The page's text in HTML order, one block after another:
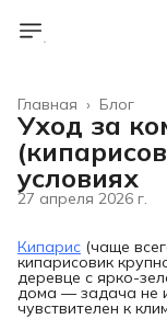
Блог
Главная ›
Уход за
условиях
27 апреля 2026 г.
Кипарис (чаще
кипарисовик
деревце с ярко-
дома — задача не
чувствителен к